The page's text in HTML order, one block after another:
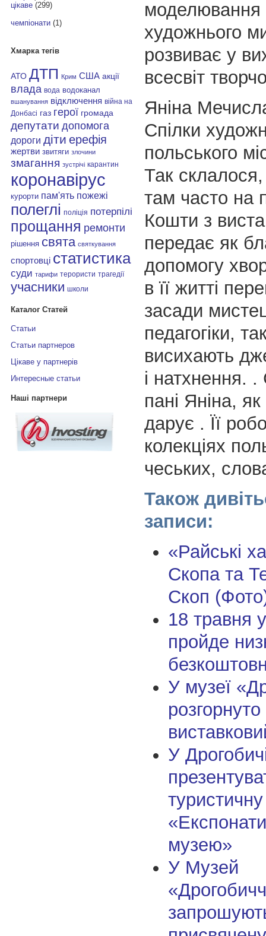
цікаве(299)
чемпіонати(1)
Хмарка тегів
АТО ДТП Крим США акції
влада вода водоканал
вшанування відключення війна на
Донбасі газ герої громада
депутати допомога
дороги діти ерефія
жертви звитяги злочини
змагання зустрічі карантин
коронавірус
курорти пам'ять пожежі
полеглі поліція потерпілі
прощання ремонти
рішення свята святкування
спортовці статистика
суди тарифи терористи трагедії
учасники школи
Каталог Статей
Статьи
Статьи партнеров
Цікаве у партнерів
Интересные статьи
Наші партнери
моделювання
художнього
розвиває у
всесвіт
Яніна
Спілки
польського
Так
там часто на
Кошти з
передає як
допомогу
в її житті
засади
педагогіки,
висихають
і натхнення. .
пані Яніна,
дарує . Її
колекціях
чеських,
Також
записи:
«Райські
Скопа та
Скоп
18 травня
пройде
У музеї
У
музею»
У Музей